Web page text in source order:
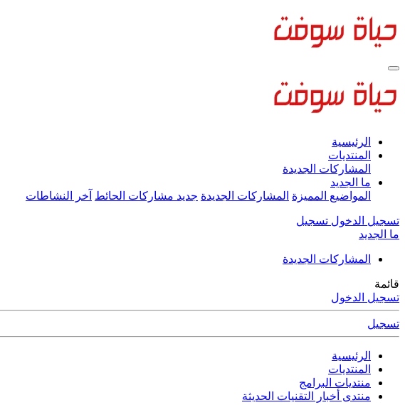
الرئيسية
المنتديات
المشاركات الجديدة
ما الجديد
المواضيع المميزة المشاركات الجديدة جديد مشاركات الحائط آخر النشاطات
تسجيل الدخول تسجيل
ما الجديد
المشاركات الجديدة
قائمة
تسجيل الدخول
تسجيل
الرئيسية
المنتديات
منتديات البرامج
منتدى أخبار التقنيات الحديثة